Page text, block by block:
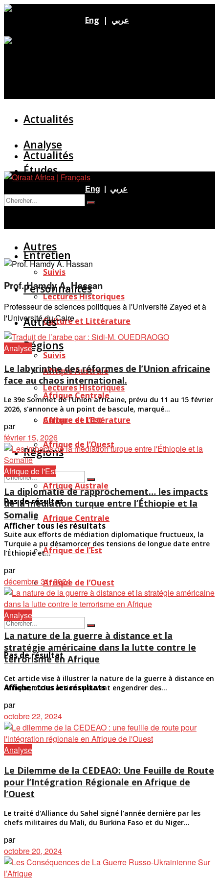
Eng | عربي
Actualités
Analyse
Études
Entretien
Autres
Suivis
Lectures Historiques
Culture et Littérature
Régions
Afrique Australe
Afrique Centrale
Afrique de l’Est
Afrique de l’Ouest
Pas de résultat
Afficher tous les résultats
Actualités
Entretien
Personnalités
Autres
Suivis
Lectures Historiques
Culture et Littérature
Régions
Afrique Australe
Afrique Centrale
Afrique de l’Est
Afrique de l’Ouest
Pas de résultat
Afficher tous les résultats
Eng | عربي
Prof. Hamdy A. Hassan
Professeur de sciences politiques à l'Université Zayed et à
l'Université du Caire
Analyse
Le labyrinthe des réformes de l’Union africaine
face au chaos international.
Le 39e Sommet de l'Union africaine, prévu du 11 au 15 février
2026, s'annonce à un point de bascule, marqué...
par
février 15, 2026
Afrique de l'Est
La diplomatie de rapprochement… les impacts
de la médiation turque entre l’Éthiopie et la
Somalie
Suite aux efforts de médiation diplomatique fructueux, la
Turquie a pu désamorcer des tensions de longue date entre
l'Éthiopie et...
par
décembre 31, 2024
Analyse
La nature de la guerre à distance et la
stratégie américaine dans la lutte contre le
terrorisme en Afrique
Cet article vise à illustrer la nature de la guerre à distance en
Afrique, où les actions peuvent engendrer des...
par
octobre 22, 2024
Analyse
Le Dilemme de la CEDEAO: Une Feuille de Route
pour l’Intégration Régionale en Afrique de
l’Ouest
Le traité d'Alliance du Sahel signé l'année dernière par les
chefs militaires du Mali, du Burkina Faso et du Niger...
par
octobre 20, 2024